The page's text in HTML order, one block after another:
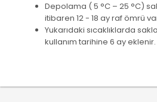
Depolama ( 5 °C – 25 °C)
itibaren 12 - 18 ay raf ömrü
Yukarıdaki sıcaklıklarda
kullanım tarihine 6 ay eklenir.